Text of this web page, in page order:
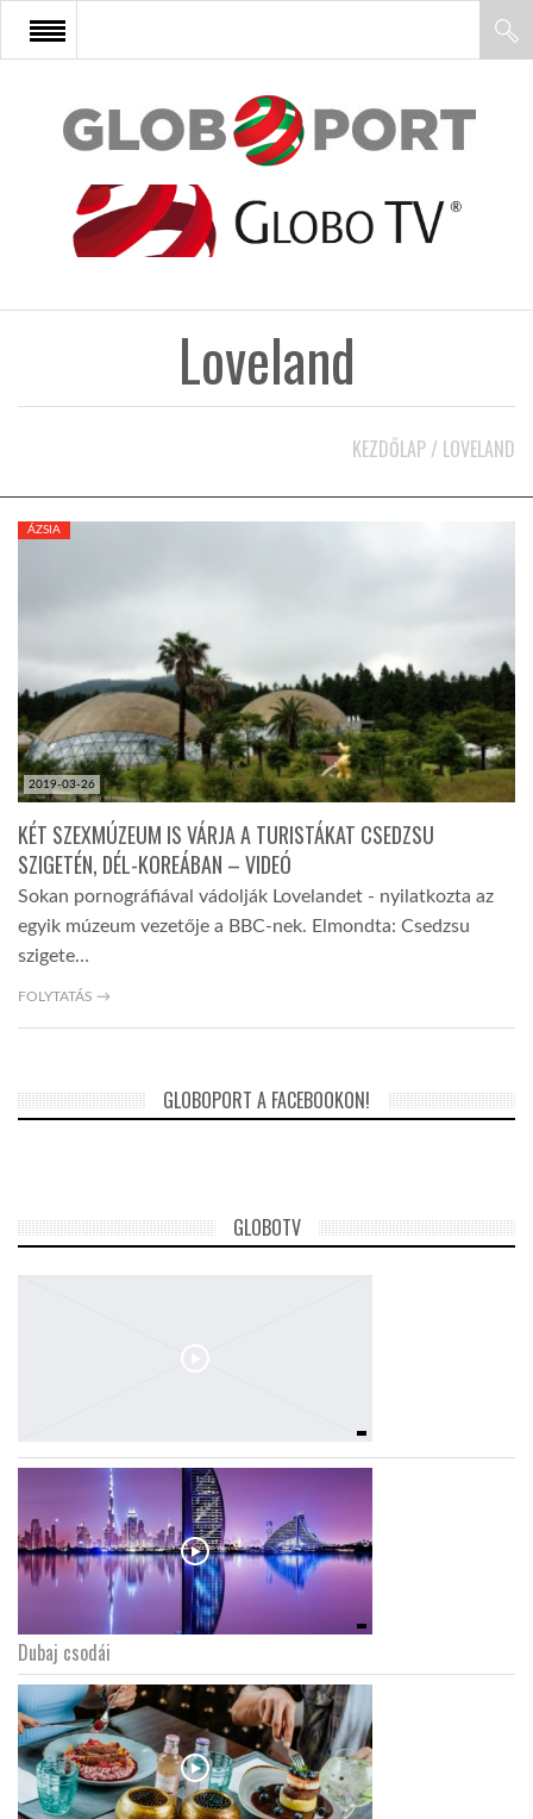
FŐOLDAL
AFRIKA
A VILÁG ITTHON
GLOBOTV BP
TROPICALMAGAZIN
GLOBOZSARU
DOBRAVERO.HU
LATIMO.HU
GLOBOBOOK
Loveland
KEZDŐLAP / LOVELAND
2019-03-26
ÁZSIA
KÉT SZEXMÚZEUM IS VÁRJA A TURISTÁKAT CSEDZSU
SZIGETÉN, DÉL-KOREÁBAN – VIDEÓ
Sokan pornográfiával vádolják Lovelandet - nyilatkozta az
egyik múzeum vezetője a BBC-nek. Elmondta: Csedzsu
szigete…
FOLYTATÁS →
GLOBOPORT A FACEBOOKON!
GLOBOTV
Dubaj csodái